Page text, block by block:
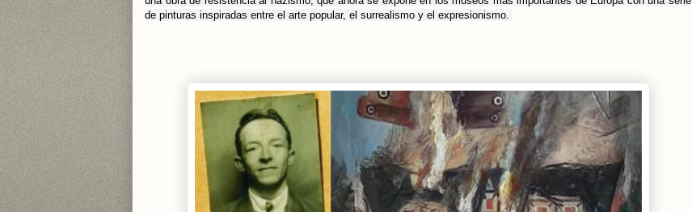
de pinturas inspiradas entre el arte popular, el surrealismo y el expresionismo.